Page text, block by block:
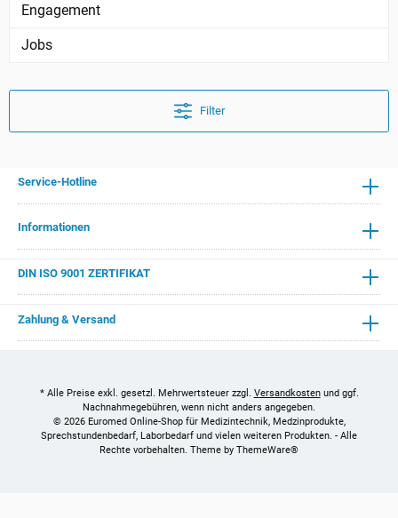
Engagement
Jobs
Filter
Informationen
DIN ISO 9001 ZERTIFIKAT
Zahlung & Versand
Service-Hotline
* Alle Preise exkl. gesetzl. Mehrwertsteuer zzgl. Versandkostenund ggf.
Nachnahmegebühren, wenn nicht anders angegeben.
© 2026 Euromed Online-Shop für Medizintechnik, Medzinprodukte,
Sprechstundenbedarf, Laborbedarf und vielen weiteren Produkten. - Alle
Rechte vorbehalten. Theme by ThemeWare®